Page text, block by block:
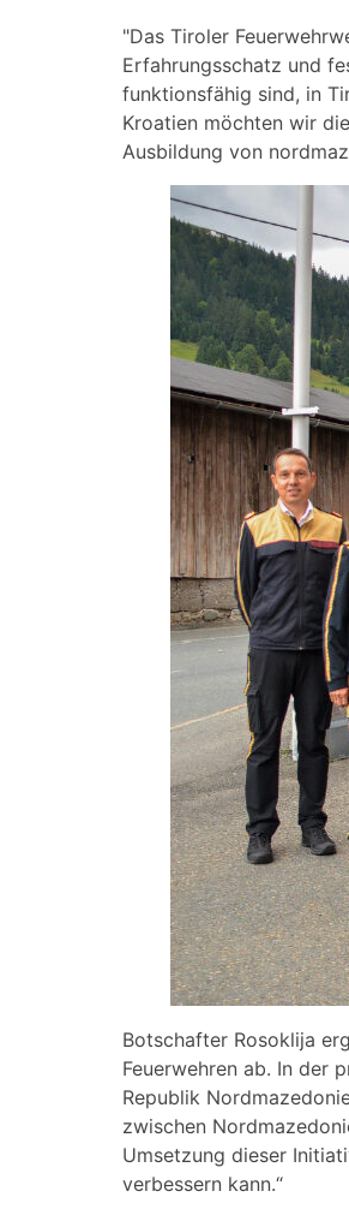
"Das Tiroler
Erfahrungsschatz und
funktionsfähig sind, in
Kroatien möchten wir
Ausbildung von
Botschafter Rosoklija
Feuerwehren ab. In der
Republik
zwischen
Umsetzung dieser
verbessern kann.“